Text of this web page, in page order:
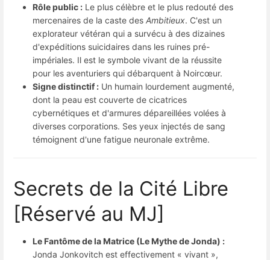
Rôle public : Le plus célèbre et le plus redouté des
mercenaires de la caste des Ambitieux. C'est un
explorateur vétéran qui a survécu à des dizaines
d'expéditions suicidaires dans les ruines pré-
impériales. Il est le symbole vivant de la réussite
pour les aventuriers qui débarquent à Noircœur.
Signe distinctif : Un humain lourdement augmenté,
dont la peau est couverte de cicatrices
cybernétiques et d'armures dépareillées volées à
diverses corporations. Ses yeux injectés de sang
témoignent d'une fatigue neuronale extrême.
Secrets de la Cité Libre
[Réservé au MJ]
Le Fantôme de la Matrice (Le Mythe de Jonda) :
Jonda Jonkovitch est effectivement « vivant »,